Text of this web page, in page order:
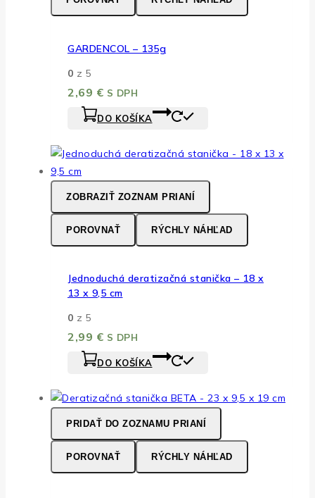
GARDENCOL – 135g
0 z 5
2,69 € S DPH
DO KOŠÍKA
ZOBRAZIŤ ZOZNAM PRIANÍ
POROVNAŤ RÝCHLY NÁHĽAD
Jednoduchá deratizačná stanička – 18 x
13 x 9,5 cm
0 z 5
2,99 € S DPH
DO KOŠÍKA
PRIDAŤ DO ZOZNAMU PRIANÍ
POROVNAŤ RÝCHLY NÁHĽAD